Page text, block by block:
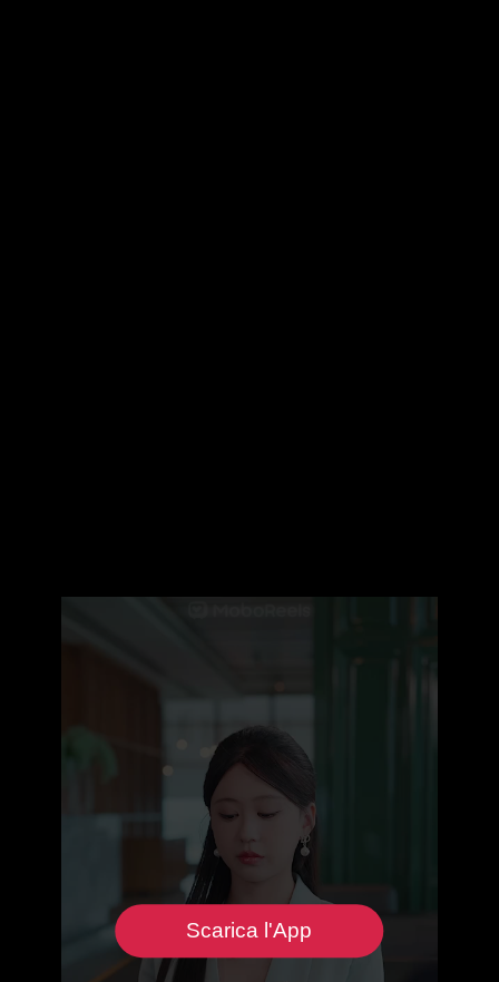
Scarica l'App